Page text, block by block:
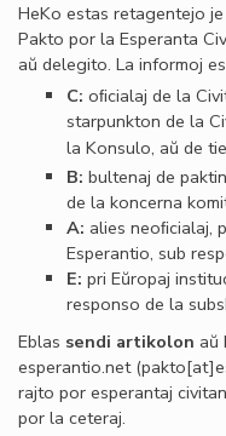
HeKo estas retagentejo
Pakto por la Esperanta
aŭ delegito. La informoj
C: oﬁcialaj de la
starpunkton de la
la Konsulo, aŭ de
B: bultenaj de
de la koncerna
A: alies neoﬁcialaj,
Esperantio, sub
E: pri Eŭropaj
responso de la
Eblas sendi artikolon aŭ
esperantio.net
rajto por esperantaj
por la ceteraj.